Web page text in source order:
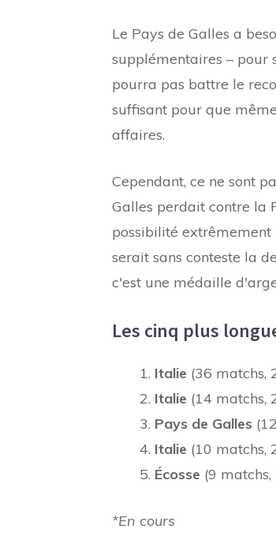
Le Pays de Galles a
supplémentaires – pour
pourra pas battre le
suffisant pour que
affaires.
Cependant, ce ne sont
Galles perdait contre la
possibilité
serait sans conteste la
c'est une médaille
Les cinq plus
Italie (36 matchs,
Italie (14 matchs,
Pays de Galles
Italie (10 matchs,
Écosse (9
*En cours